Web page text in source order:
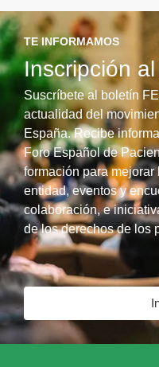
TE INFORMAMOS
Inscripción
Suscríbete al boletín
actualidad del
España. Recibe
Foro Español de
formación para
entidad, eventos y
colaboración, e
de los derechos de los